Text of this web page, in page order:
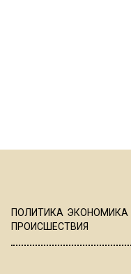
ПОЛИТИКА ЭКОНОМИКА
ПРОИСШЕСТВИЯ